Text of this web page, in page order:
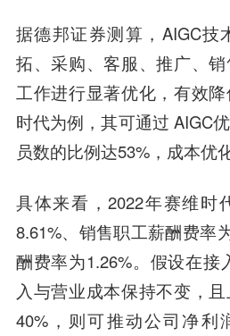
据德邦证券测算，AIGC技
拓、采购、客服、推广、
工作进行显著优化，有效
时代为例，其可通过 AIGC
员数的比例达53%，成本优
具体来看，2022年赛维时
8.61%、销售职工薪酬费率
酬费率为1.26%。假设在接
入与营业成本保持不变，
40%，则可推动公司净利